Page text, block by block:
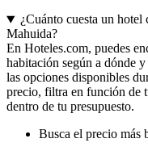
¿Cuánto cuesta un hotel
Mahuida?
En Hoteles.com, puedes
habitación según a dónde
las opciones disponibles
precio, filtra en función de
dentro de tu presupuesto.
Busca el precio más